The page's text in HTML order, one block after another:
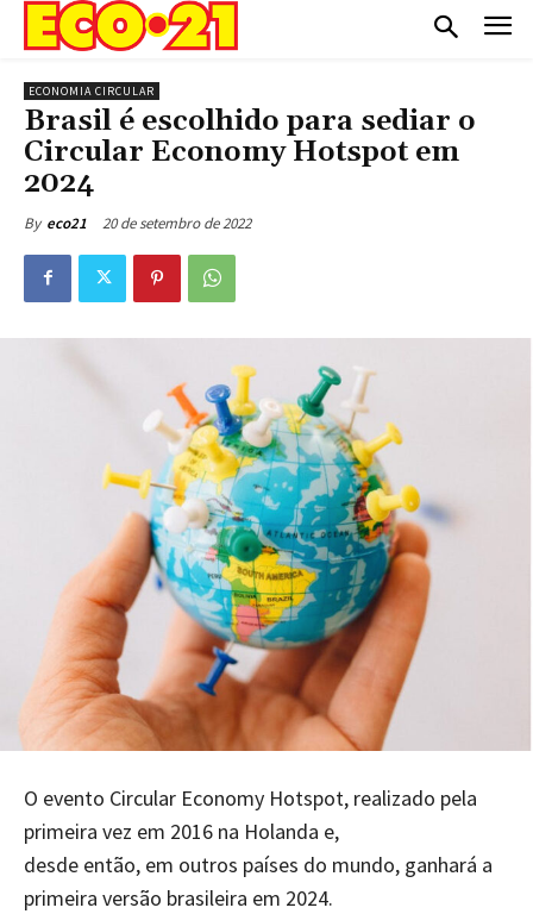
ECONOMIA CIRCULAR
Brasil é escolhido para sediar o
Circular Economy Hotspot em
2024
By eco21 20 de setembro de 2022
O evento Circular Economy Hotspot, realizado pela
primeira vez em 2016 na Holanda e,
desde então, em outros países do mundo, ganhará a
primeira versão brasileira em 2024.